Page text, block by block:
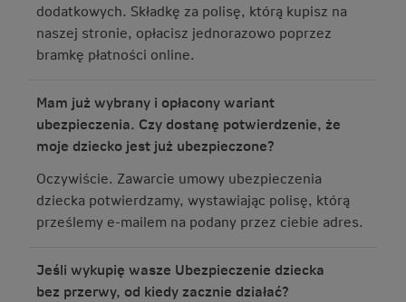
dodatkowych. Składkę za polisę, którą kupisz na
naszej stronie, opłacisz jednorazowo poprzez
bramkę płatności online.
Mam już wybrany i opłacony wariant
ubezpieczenia. Czy dostanę potwierdzenie, że
moje dziecko jest już ubezpieczone?
Oczywiście. Zawarcie umowy ubezpieczenia
dziecka potwierdzamy, wystawiając polisę, którą
prześlemy e-mailem na podany przez ciebie adres.
Jeśli wykupię wasze Ubezpieczenie dziecka
bez przerwy, od kiedy zacznie działać?